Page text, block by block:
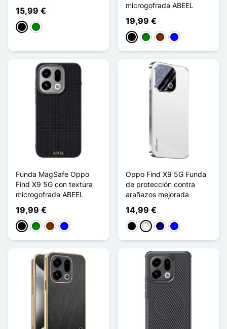
15,99 €
NegroVerde
microgofrada ABEEL
19,99 €
NegroVerdeCaféAzul
Funda MagSafe Oppo
Find X9 5G con textura
microgofrada ABEEL
19,99 €
NegroVerdeCaféAzul
Oppo Find X9 5G Funda
de protección contra
arañazos mejorada
14,99 €
NegroBlancoAzul marino
Azul